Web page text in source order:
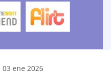
03 ene 2026